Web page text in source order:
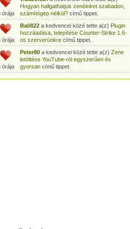
órája
Hogyan hallgathatjuk zenéinket szabadon,
számítógép nélkül?című tippet.
órája
Bali822a kedvencei közé tette a(z) Plugin
hozzáadása, telepítése Counter-Strike 1.6-
os szerverünkrecímű tippet.
órája
Peter80a kedvencei közé tette a(z) Zene
letöltése YouTube-ról egyszerűen és
gyorsancímű tippet.
Heni77a kedvencei közé tette a(z)Counter